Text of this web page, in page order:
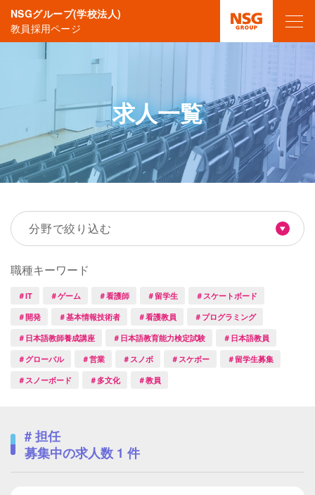
NSGグループ(学校法人)
教員採用ページ
求人一覧
分野で絞り込む
職種キーワード
＃IT ＃ゲーム ＃看護師 ＃留学生
＃スケートボード
＃開発
＃基本情報技術者 ＃看護教員
＃プログラミング
＃日本語教師養成講座
＃日本語教育能力検定試験
＃日本語教員
＃グローバル
＃営業 ＃スノボ ＃スケボー
＃留学生募集
＃スノーボード
＃多文化 ＃教員
# 担任
募集中の求人数 1 件